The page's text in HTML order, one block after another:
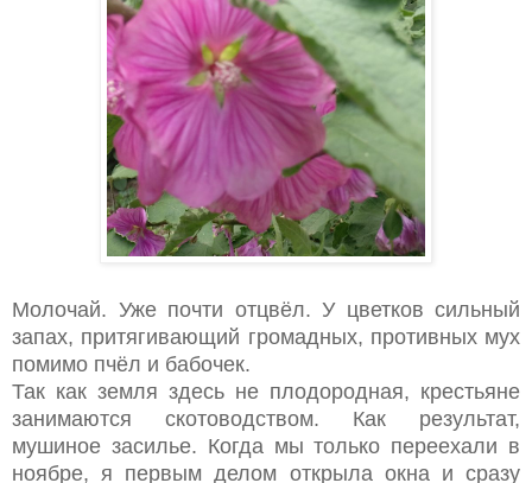
Молочай. Уже почти отцвёл. У цветков сильный
запах, притягивающий громадных, противных мух
помимо пчёл и бабочек.
Так как земля здесь не плодородная, крестьяне
занимаются скотоводством. Как результат,
мушиное засилье. Когда мы только переехали в
ноябре, я первым делом открыла окна и сразу